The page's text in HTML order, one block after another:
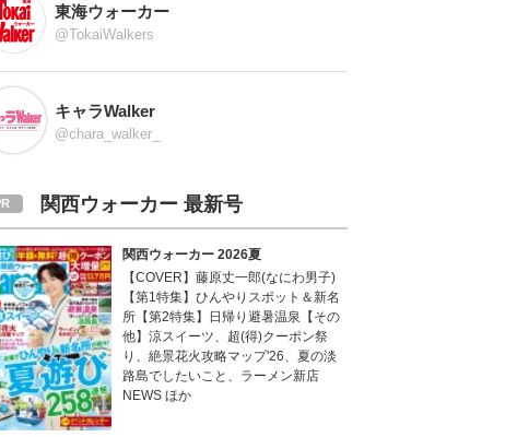
東海ウォーカー
@TokaiWalkers
キャラWalker
@chara_walker_
関西ウォーカー 最新号
関西ウォーカー 2026夏
【COVER】藤原丈一郎(なにわ男子)
【第1特集】ひんやりスポット＆新名
所【第2特集】日帰り避暑温泉【その
他】涼スイーツ、超(得)クーポン祭
り、絶景花火攻略マップ'26、夏の淡
路島でしたいこと、ラーメン新店
NEWS ほか